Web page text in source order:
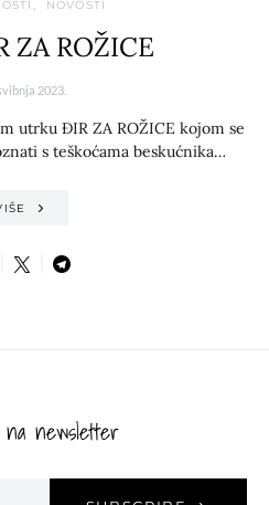
NOVOSTI
ZA ROŽICE
2023.
utrku ĐIR ZA ROŽICE kojom se
s teškoćama beskućnika…
newsletter